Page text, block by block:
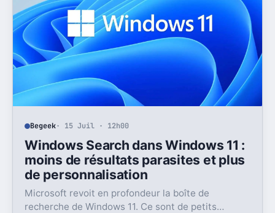
Begeek· 15 Juil · 12h00
Windows Search dans Windows 11 :
moins de résultats parasites et plus
de personnalisation
Microsoft revoit en profondeur la boîte de
recherche de Windows 11. Ce sont de petits